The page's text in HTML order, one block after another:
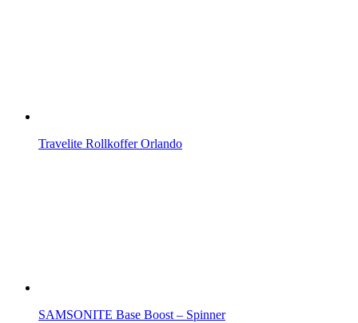
Travelite Rollkoffer Orlando
SAMSONITE Base Boost – Spinner